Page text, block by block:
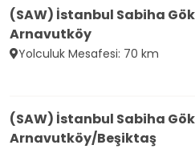
(SAW) İstanbul Sabiha
Arnavutköy
Yolculuk Mesafesi: 70 km
(SAW) İstanbul Sabiha
Arnavutköy/Beşiktaş